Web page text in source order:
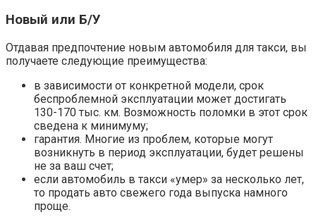
Новый или Б/У
Отдавая предпочтение новым автомобиля для такси, вы
получаете следующие преимущества:
в зависимости от конкретной модели, срок
беспроблемной эксплуатации может достигать
130-170 тыс. км. Возможность поломки в этот срок
сведена к минимуму;
гарантия. Многие из проблем, которые могут
возникнуть в период эксплуатации, будет решены
не за ваш счет;
если автомобиль в такси «умер» за несколько лет,
то продать авто свежего года выпуска намного
проще.